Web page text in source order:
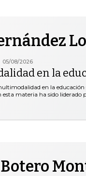
05/08/2026
en la
en la
esta materia ha sido